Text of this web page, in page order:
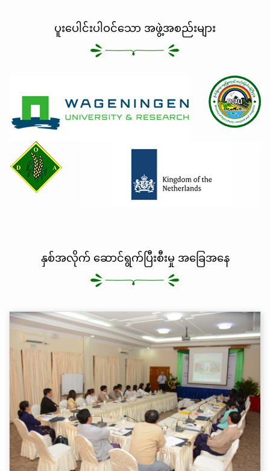
ပူးပေါင်းပါဝင်သော အဖွဲ့အစည်းများ
နှစ်အလိုက် ဆောင်ရွက်ပြီးစီးမှု အခြေအနေ